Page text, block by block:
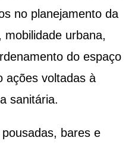
no planejamento da
urbana,
do espaço
ações voltadas à
sanitária.
bares e